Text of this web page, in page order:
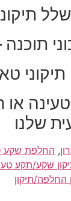
טעינה
שלנו
, החלפת שקע
שקע/תקע
תיקון